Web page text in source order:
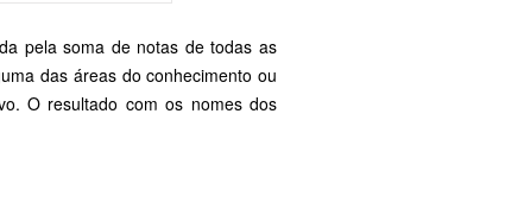
pela soma de notas de todas as
das áreas do conhecimento ou
O resultado com os nomes dos